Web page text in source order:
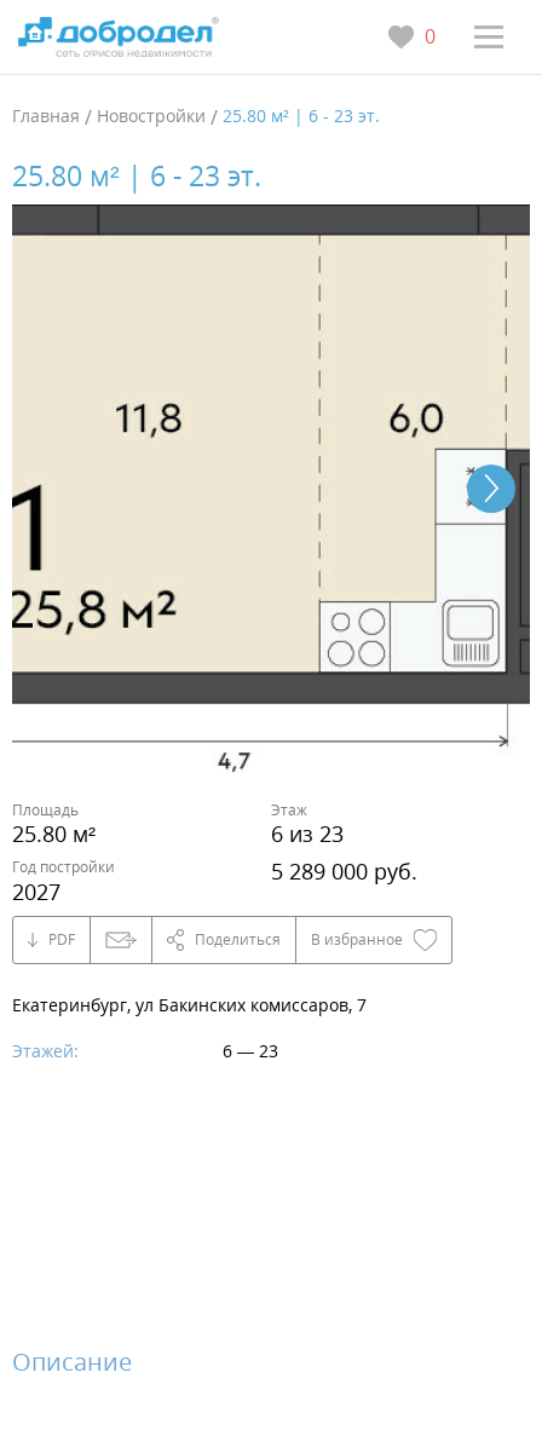
0
Главная / Новостройки / 25.80 м² | 6 - 23 эт.
25.80 м² | 6 - 23 эт.
Площадь
25.80 м²
Этаж
6 из 23
Год постройки
2027
5 289 000 руб.
PDF Поделиться В избранное
Екатеринбург, ул Бакинских комиссаров, 7
Этажей:
6 — 23
Описание